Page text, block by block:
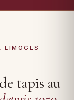
tapis au